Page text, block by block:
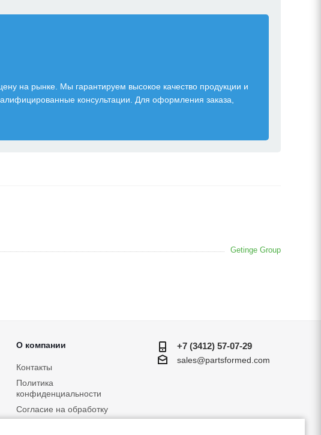
на рынке. Мы гарантируем высокое качество продукции и
консультации. Для оформления заказа,
Getinge Group
О компании
Контакты
Политика
конфиденциальности
Согласие на обработку
персональных данных
+7 (3412) 57-07-29
sales@partsformed.com